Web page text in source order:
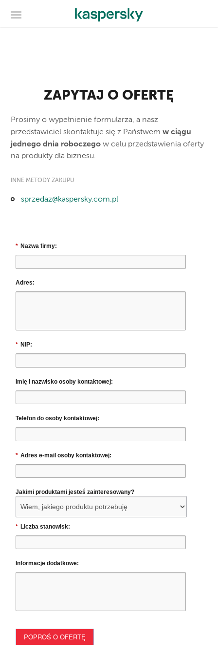
ZAPYTAJ O OFERTĘ
Prosimy o wypełnienie formularza, a nasz
przedstawiciel skontaktuje się z Państwemw ciągu
jednego dnia roboczego w celu przedstawienia oferty
na produkty dla biznesu.
INNE METODY ZAKUPU
sprzedaz@kaspersky.com.pl
Nazwa firmy:
*
Adres:
NIP:
*
Imię i nazwisko osoby kontaktowej:
Telefon do osoby kontaktowej:
Adres e-mail osoby kontaktowej:
*
Jakimi produktami jesteś zainteresowany?
Liczba stanowisk:
*
Informacje dodatkowe:
POPROŚ O OFERTĘ